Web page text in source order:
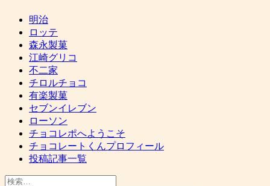
明治
ロッテ
森永製菓
江崎グリコ
不二家
チロルチョコ
有楽製菓
セブンイレブン
ローソン
チョコレポへようこそ
チョコレートくんプロフィール
投稿記事一覧
検